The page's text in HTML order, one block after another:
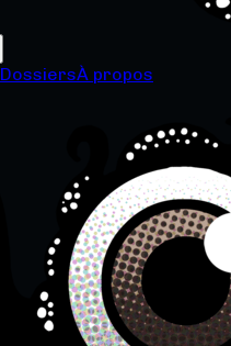
DossiersÀ propos